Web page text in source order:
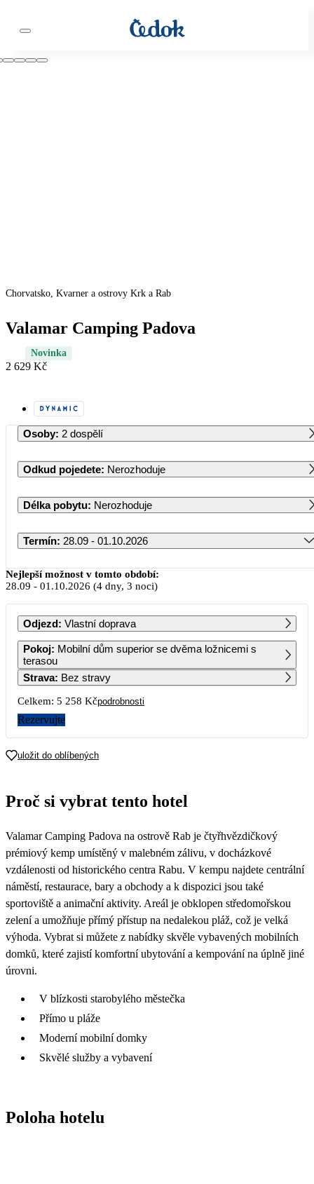
Chorvatsko, Kvarner a ostrovy Krk a Rab
Valamar Camping Padova
Novinka
2 629 Kč
Osoby: 2 dospělí
Odkud pojedete: Nerozhoduje
Délka pobytu: Nerozhoduje
Termín: 28.09 - 01.10.2026
Září 2026
PO ÚT ST ČT PÁ SO NE
1 2 3 4 5 6
7 8
14
4 409
21
3 119
22
3 119
2 629 2 629 2 629
Nejlepší možnost v tomto období:
28.09 - 01.10.2026 (4 dny, 3 noci)
Odjezd: Vlastní doprava
Pokoj: Mobilní dům superior se dvěma ložnicemi s
terasou
Strava: Bez stravy
Celkem: 5 258 Kčpodrobnosti
Rezervujte
uložit do oblíbených
Proč si vybrat tento hotel
Valamar Camping Padova na ostrově Rab je čtyřhvězdičkový
prémiový kemp umístěný v malebném zálivu, v docházkové
vzdálenosti od historického centra Rabu. V kempu najdete centrální
náměstí, restaurace, bary a obchody a k dispozici jsou také
sportoviště a animační aktivity. Areál je obklopen středomořskou
zelení a umožňuje přímý přístup na nedalekou pláž, což je velká
výhoda. Vybrat si můžete z nabídky skvěle vybavených mobilních
domků, které zajistí komfortní ubytování a kempování na úplně jiné
úrovni.
V blízkosti starobylého městečka
Přímo u pláže
Moderní mobilní domky
Skvělé služby a vybavení
Poloha hotelu